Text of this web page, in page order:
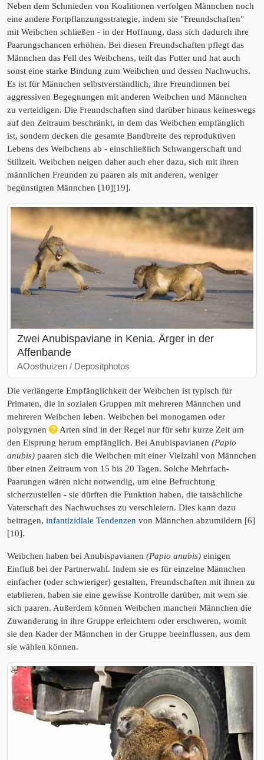
Neben dem Schmieden von Koalitionen verfolgen Männchen noch
eine andere Fortpflanzungsstrategie, indem sie "Freundschaften"
mit Weibchen schließen - in der Hoffnung, dass sich dadurch ihre
Paarungschancen erhöhen. Bei diesen Freundschaften pflegt das
Männchen das Fell des Weibchens, teilt das Futter und hat auch
sonst eine starke Bindung zum Weibchen und dessen Nachwuchs.
Es ist für Männchen selbstverständlich, ihre Freundinnen bei
aggressiven Begegnungen mit anderen Weibchen und Männchen
zu verteidigen. Die Freundschaften sind darüber hinaus keineswegs
auf den Zeitraum beschränkt, in dem das Weibchen empfänglich
ist, sondern decken die gesamte Bandbreite des reproduktiven
Lebens des Weibchens ab - einschließlich Schwangerschaft und
Stillzeit. Weibchen neigen daher auch eher dazu, sich mit ihren
männlichen Freunden zu paaren als mit anderen, weniger
begünstigten Männchen [10][19].
Zwei Anubispaviane in Kenia. Ärger in der
Affenbande
AOosthuizen / Depositphotos
Die verlängerte Empfänglichkeit der Weibchen ist typisch für
Primaten, die in sozialen Gruppen mit mehreren Männchen und
mehreren Weibchen leben. Weibchen bei monogamen oder
polygynen
Arten sind in der Regel nur für sehr kurze Zeit um
den Eisprung herum empfänglich. Bei Anubispavianen (Papio
anubis) paaren sich die Weibchen mit einer Vielzahl von Männchen
über einen Zeitraum von 15 bis 20 Tagen. Solche Mehrfach-
Paarungen wären nicht notwendig, um eine Befruchtung
sicherzustellen - sie dürften die Funktion haben, die tatsächliche
Vaterschaft des Nachwuchses zu verschleiern. Dies kann dazu
beitragen, infantizidiale Tendenzen von Männchen abzumildern [6]
[10].
Weibchen haben bei Anubispavianen (Papio anubis) einigen
Einfluß bei der Partnerwahl. Indem sie es für einzelne Männchen
einfacher (oder schwieriger) gestalten, Freundschaften mit ihnen zu
etablieren, haben sie eine gewisse Kontrolle darüber, mit wem sie
sich paaren. Außerdem können Weibchen manchen Männchen die
Zuwanderung in ihre Gruppe erleichtern oder erschweren, womit
sie den Kader der Männchen in der Gruppe beeinflussen, aus dem
sie wählen können.